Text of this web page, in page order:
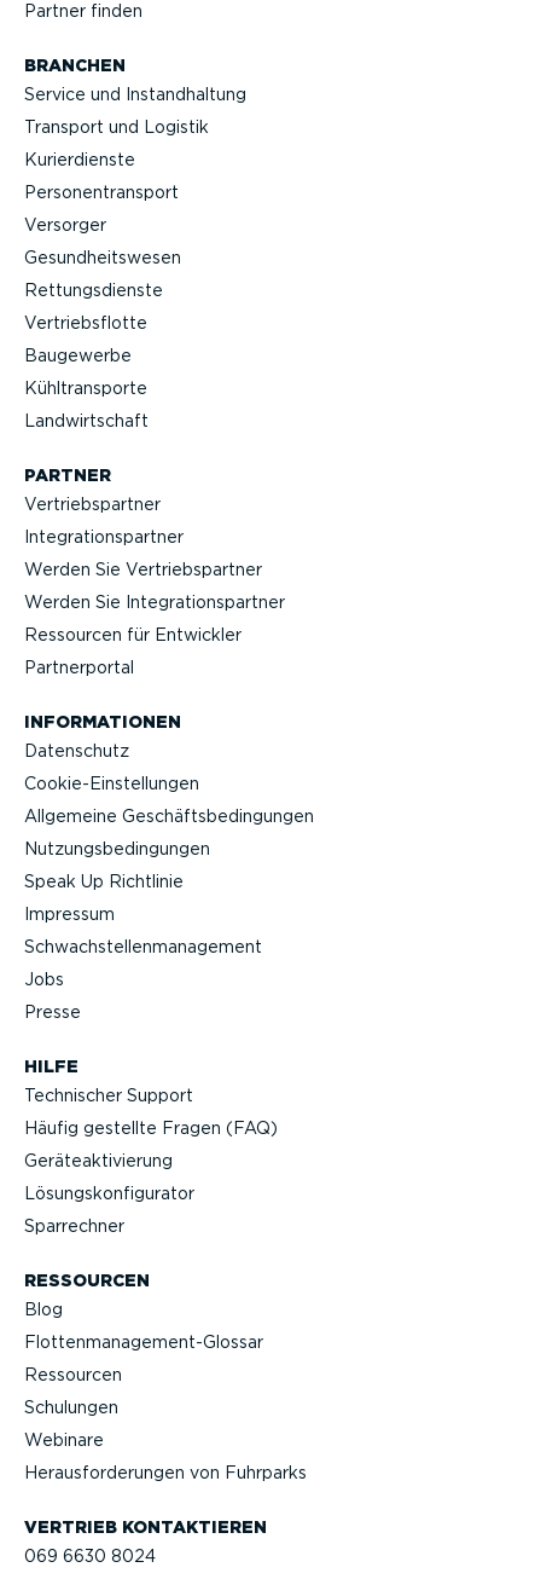
Partner finden
BRANCHEN
Service und Instand­haltung
Transport und Logistik
Kurier­dienste
Perso­nen­transport
Versorger
Gesund­heits­wesen
Rettungs­dienste
Vertriebs­flotte
Baugewerbe
Kühltrans­porte
Landwirt­schaft
VERTRIEB KONTAK­TIEREN
069 6630 8024
HILFE
Technischer Support
Häufig gestellte Fragen (FAQ)
Geräteak­ti­vierung
Lösungs­kon­fi­gu­rator
Sparrechner
RESSOURCEN
Blog
Flotten­management-Glossar
Ressourcen
Schulungen
Webinare
Heraus­for­de­rungen von Fuhrparks
PARTNER
Vertriebs­partner
Integra­ti­ons­partner
Werden Sie Vertriebs­partner
Werden Sie Integra­ti­ons­partner
Ressourcen für Entwickler
Partner­portal
INFOR­MA­TIONEN
Datenschutz
Cookie-Ein­stel­lungen
Allgemeine Geschäfts­be­din­gungen
Nutzungs­be­din­gungen
Speak Up Richtlinie
Impressum
Schwach­stel­len­ma­nagement
Jobs
Presse